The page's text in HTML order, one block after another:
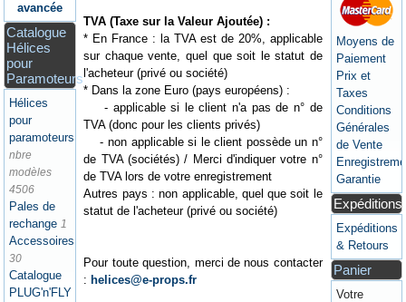
avancée
Catalogue
Hélices
pour
Paramoteurs
Hélices
pour
paramoteurs
nbre
modèles
4506
Pales de
rechange 1
Accessoires
30
Catalogue
PLUG'n'FLY
TVA (Taxe sur la Valeur Ajoutée) :
* En France : la TVA est de 20%, applicable
sur chaque vente, quel que soit le statut de
l'acheteur (privé ou société)
* Dans la zone Euro (pays européens) :
- applicable si le client n'a pas de n° de
TVA (donc pour les clients privés)
- non applicable si le client possède un n°
de TVA (sociétés) / Merci d'indiquer votre n°
de TVA lors de votre enregistrement
Autres pays : non applicable, quel que soit le
statut de l'acheteur (privé ou société)
Pour toute question, merci de nous contacter
:helices@e-props.fr
Moyens de
Paiement
Prix et
Taxes
Conditions
Générales
de Vente
Garantie
Expéditions
Expéditions
& Retours
Panier
Votre